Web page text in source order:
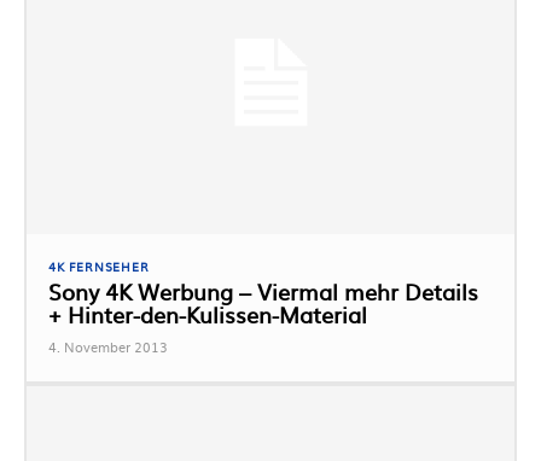
4K FERNSEHER
Sony 4K Werbung – Viermal mehr Details
+ Hinter-den-Kulissen-Material
4. November 2013